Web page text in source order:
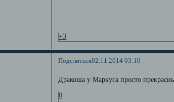
+3
Поделиться02.11.2014 03:10
Дракоша у Маркуса просто
0